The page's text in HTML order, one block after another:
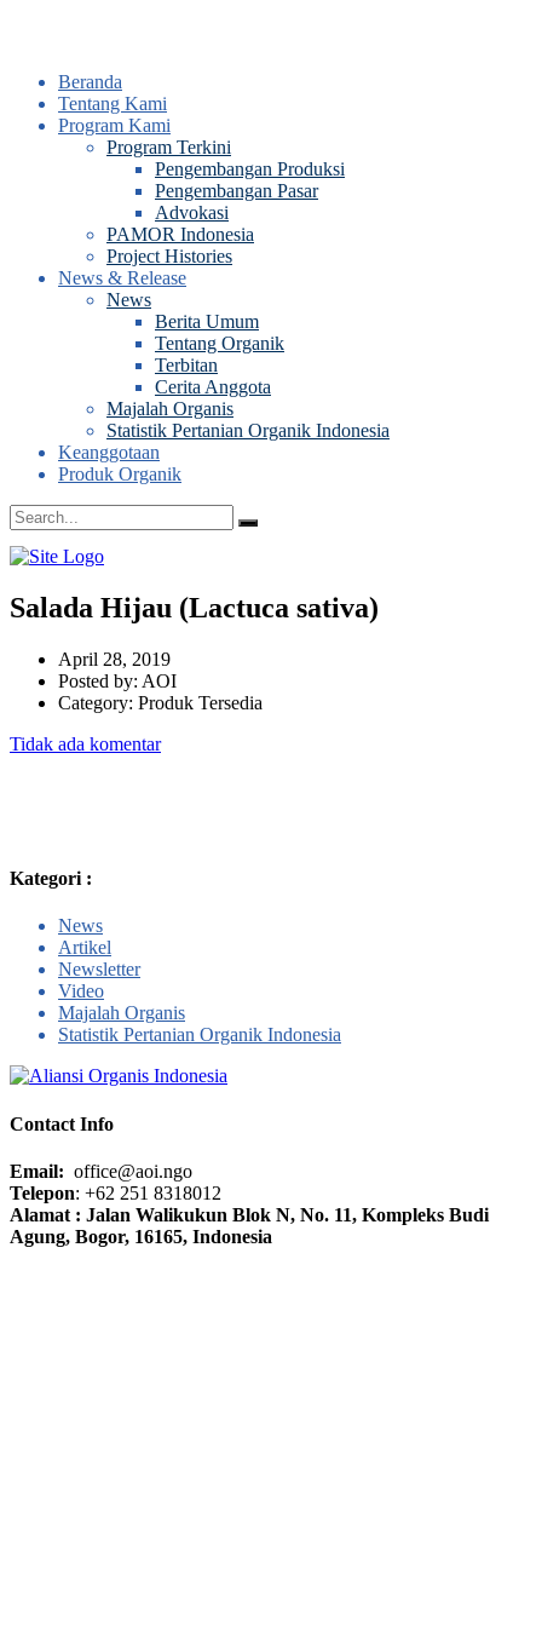
Beranda
Tentang Kami
Program Kami
Program Terkini
Pengembangan Produksi
Pengembangan Pasar
Advokasi
PAMOR Indonesia
Project Histories
News & Release
News
Berita Umum
Tentang Organik
Terbitan
Cerita Anggota
Majalah Organis
Statistik Pertanian Organik Indonesia
Keanggotaan
Produk Organik
Salada Hijau (Lactuca sativa)
April 28, 2019
Posted by: AOI
Category: Produk Tersedia
Tidak ada komentar
Kategori :
News
Artikel
Newsletter
Video
Majalah Organis
Statistik Pertanian Organik Indonesia
Contact Info
Email: office@aoi.ngo
Telepon: +62 251 8318012
Alamat : Jalan Walikukun Blok N, No. 11, Kompleks Budi
Agung, Bogor, 16165, Indonesia